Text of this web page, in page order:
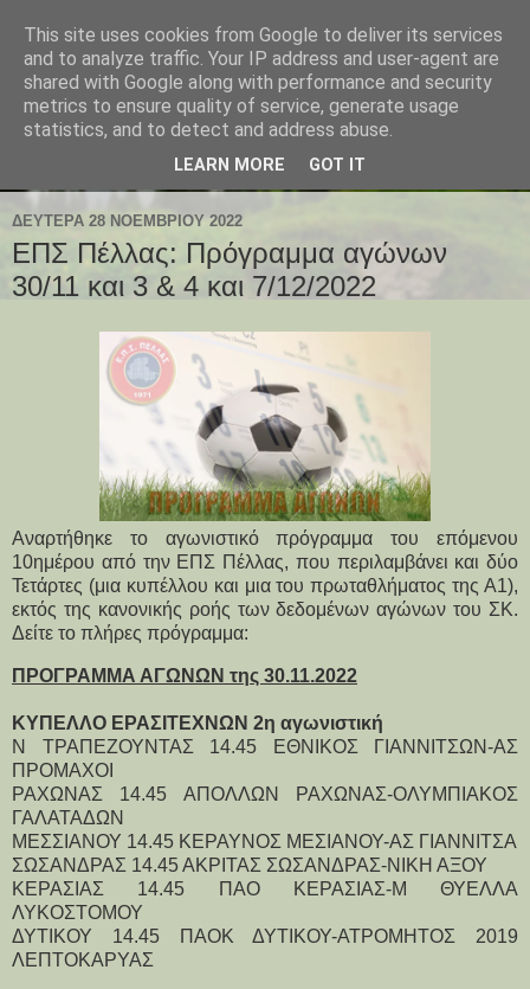
ΔΕΥΤΈΡΑ 28 ΝΟΕΜΒΡΊΟΥ 2022
ΕΠΣ Πέλλας: Πρόγραμμα αγώνων
30/11 και 3 & 4 και 7/12/2022
Αναρτήθηκε το αγωνιστικό πρόγραμμα του επόμενου
10ημέρου από την ΕΠΣ Πέλλας, που περιλαμβάνει και δύο
Τετάρτες (μια κυπέλλου και μια του πρωταθλήματος της Α1),
εκτός της κανονικής ροής των δεδομένων αγώνων του ΣΚ.
Δείτε το πλήρες πρόγραμμα:
ΠΡΟΓΡΑΜΜΑ ΑΓΩΝΩΝ της 30.11.2022
ΚΥΠΕΛΛΟ ΕΡΑΣΙΤΕΧΝΩΝ 2η αγωνιστική
Ν ΤΡΑΠΕΖΟΥΝΤΑΣ 14.45 ΕΘΝΙΚΟΣ ΓΙΑΝΝΙΤΣΩΝ-ΑΣ
ΠΡΟΜΑΧΟΙ
ΡΑΧΩΝΑΣ 14.45 ΑΠΟΛΛΩΝ ΡΑΧΩΝΑΣ-ΟΛΥΜΠΙΑΚΟΣ
ΓΑΛΑΤΑΔΩΝ
ΜΕΣΣΙΑΝΟΥ 14.45 ΚΕΡΑΥΝΟΣ ΜΕΣΙΑΝΟΥ-ΑΣ ΓΙΑΝΝΙΤΣΑ
ΣΩΣΑΝΔΡΑΣ 14.45 ΑΚΡΙΤΑΣ ΣΩΣΑΝΔΡΑΣ-ΝΙΚΗ ΑΞΟΥ
ΚΕΡΑΣΙΑΣ 14.45 ΠΑΟ ΚΕΡΑΣΙΑΣ-Μ ΘΥΕΛΛΑ
ΛΥΚΟΣΤΟΜΟΥ
ΔΥΤΙΚΟΥ 14.45 ΠΑΟΚ ΔΥΤΙΚΟΥ-ΑΤΡΟΜΗΤΟΣ 2019
ΛΕΠΤΟΚΑΡΥΑΣ
This site uses cookies from Google to deliver its services
and to analyze traffic. Your IP address and user-agent are
shared with Google along with performance and security
metrics to ensure quality of service, generate usage
statistics, and to detect and address abuse.
LEARN MORE GOT IT